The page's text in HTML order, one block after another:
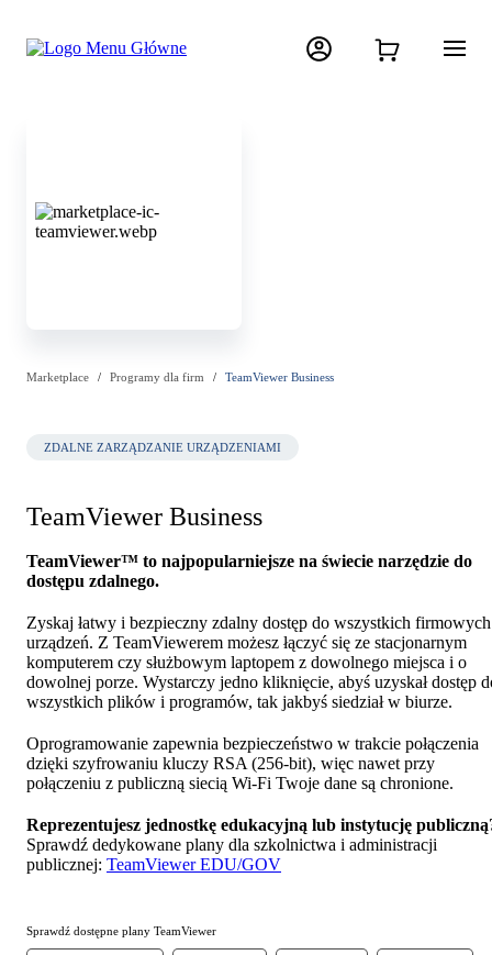
Marketplace Programy dla firm TeamViewer Business
ZDALNE ZARZĄDZANIE URZĄDZENIAMI
TeamViewer Business
TeamViewer™ to najpopularniejsze na świecie narzędzie do
dostępu zdalnego.
Zyskaj łatwy i bezpieczny zdalny dostęp do wszystkich firmowych
urządzeń. Z TeamViewerem możesz łączyć się ze stacjonarnym
komputerem czy służbowym laptopem z dowolnego miejsca i o
dowolnej porze. Wystarczy jedno kliknięcie, abyś uzyskał dostęp
wszystkich plików i programów, tak jakbyś siedział w biurze.
Oprogramowanie zapewnia bezpieczeństwo w trakcie połączenia
dzięki szyfrowaniu kluczy RSA (256-bit), więc nawet przy
połączeniu z publiczną siecią Wi-Fi Twoje dane są chronione.
Reprezentujesz jednostkę edukacyjną lub instytucję
Sprawdź dedykowane plany dla szkolnictwa i administracji
publicznej: TeamViewer EDU/GOV
Sprawdź dostępne plany TeamViewer